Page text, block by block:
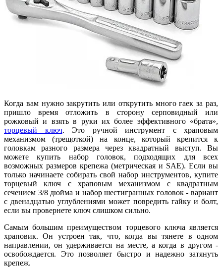
Когда вам нужно закрутить или открутить много гаек за раз,
пришло время отложить в сторону серповидный или
рожковый и взять в руки их более эффективного «брата»,
торцевый ключ. Это ручной инструмент с храповым
механизмом (трещоткой) на конце, который крепится к
головкам разного размера через квадратный выступ. Вы
можете купить набор головок, подходящих для всех
возможных размеров крепежа (метрическая и SAE). Если вы
только начинаете собирать свой набор инструментов, купите
торцевый ключ с храповым механизмом с квадратным
сечением 3/8 дюйма и набор шестигранных головок - вариант
с двенадцатью углублениями может повредить гайку и болт,
если вы провернете ключ слишком сильно.
Самым большим преимуществом торцевого ключа является
храповик. Он устроен так, что, когда вы тянете в одном
направлении, он удерживается на месте, а когда в другом -
освобождается. Это позволяет быстро и надежно затянуть
крепеж.